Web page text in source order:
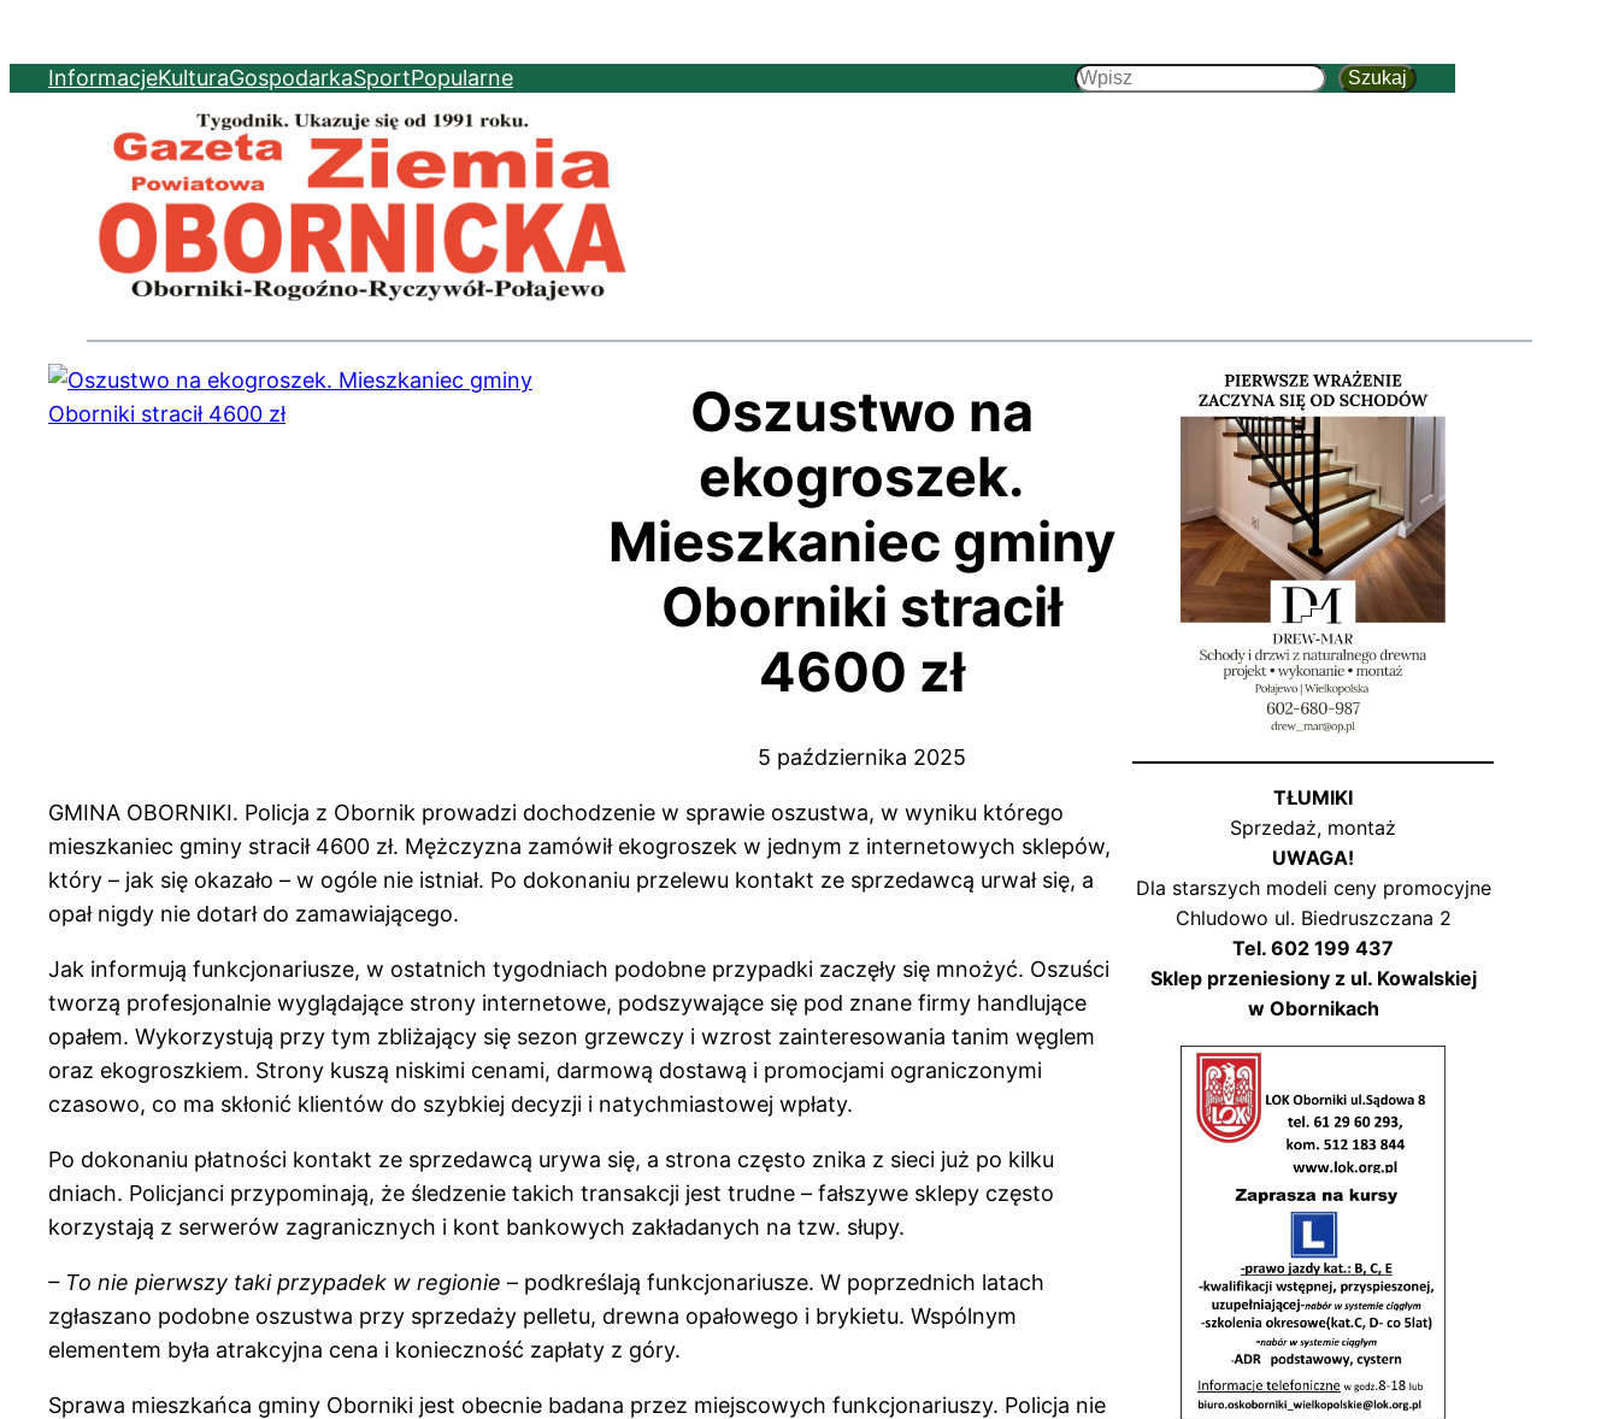
InformacjeKulturaGospodarkaSportPopularne
Szukaj
Szukaj
Oszustwo na
ekogroszek.
Mieszkaniec gminy
Oborniki stracił
4600 zł
5 października 2025
GMINA OBORNIKI. Policja z Obornik prowadzi dochodzenie w sprawie oszustwa, w wyniku którego
mieszkaniec gminy stracił 4600 zł. Mężczyzna zamówił ekogroszek w jednym z internetowych sklepów,
który – jak się okazało – w ogóle nie istniał. Po dokonaniu przelewu kontakt ze sprzedawcą urwał się, a
opał nigdy nie dotarł do zamawiającego.
Jak informują funkcjonariusze, w ostatnich tygodniach podobne przypadki zaczęły się mnożyć. Oszuści
tworzą profesjonalnie wyglądające strony internetowe, podszywające się pod znane firmy handlujące
opałem. Wykorzystują przy tym zbliżający się sezon grzewczy i wzrost zainteresowania tanim węglem
oraz ekogroszkiem. Strony kuszą niskimi cenami, darmową dostawą i promocjami ograniczonymi
czasowo, co ma skłonić klientów do szybkiej decyzji i natychmiastowej wpłaty.
Po dokonaniu płatności kontakt ze sprzedawcą urywa się, a strona często znika z sieci już po kilku
dniach. Policjanci przypominają, że śledzenie takich transakcji jest trudne – fałszywe sklepy często
korzystają z serwerów zagranicznych i kont bankowych zakładanych na tzw. słupy.
– To nie pierwszy taki przypadek w regionie – podkreślają funkcjonariusze. W poprzednich latach
zgłaszano podobne oszustwa przy sprzedaży pelletu, drewna opałowego i brykietu. Wspólnym
elementem była atrakcyjna cena i konieczność zapłaty z góry.
Sprawa mieszkańca gminy Oborniki jest obecnie badana przez miejscowych funkcjonariuszy. Policja nie
TŁUMIKI
Sprzedaż, montaż
UWAGA!
Dla starszych modeli ceny promocyjne
Chludowo ul. Biedruszczana 2
Tel. 602 199 437
Sklep przeniesiony z ul. Kowalskiej
w Obornikach